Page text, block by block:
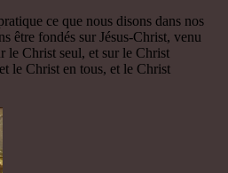
ce que nous disons dans nos
être fondés sur Jésus-Christ, venu
le Christ seul, et sur le Christ
le Christ en tous, et le Christ